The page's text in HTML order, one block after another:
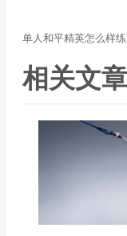
单人和平精英怎么样练
相关文章